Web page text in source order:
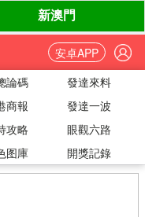
安卓APP
論碼
發達來料
商報
發達一波
攻略
眼觀六路
图庫 開獎記錄